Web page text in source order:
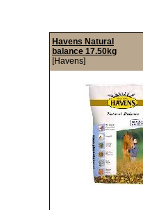
Havens Natural
balance 17.50kg
[Havens]